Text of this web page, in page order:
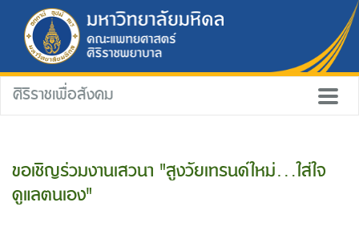
ศิริราชเพื่อสังคม
ขอเชิญร่วมงานเสวนา "สูงวัยเทรนด์ใหม่...ใส่ใจ
ดูแลตนเอง"